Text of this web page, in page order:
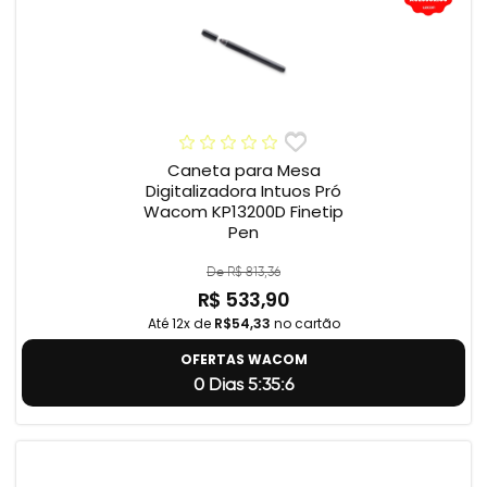
Caneta para Mesa
Digitalizadora Intuos Pró
Wacom KP13200D Finetip
Pen
De R$ 813,36
R$ 533,90
Até 12x de R$54,33 no cartão
OFERTAS WACOM
0 Dias 5:35:5